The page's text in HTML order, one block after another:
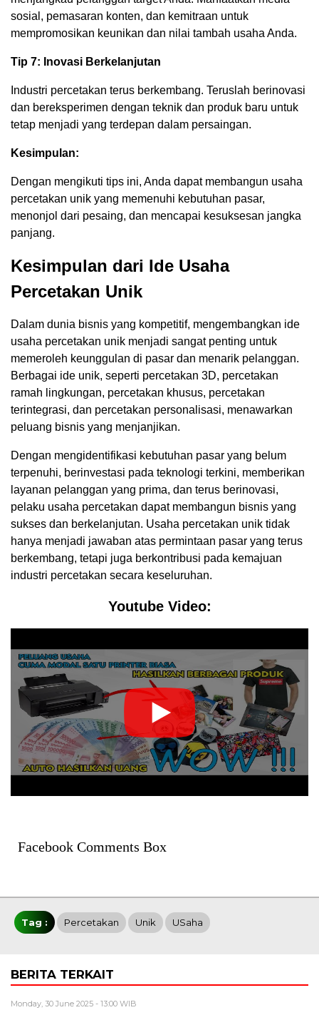
sosial, pemasaran konten, dan kemitraan untuk
mempromosikan keunikan dan nilai tambah usaha Anda.
Tip 7: Inovasi Berkelanjutan
Industri percetakan terus berkembang. Teruslah berinovasi
dan bereksperimen dengan teknik dan produk baru untuk
tetap menjadi yang terdepan dalam persaingan.
Kesimpulan:
Dengan mengikuti tips ini, Anda dapat membangun usaha
percetakan unik yang memenuhi kebutuhan pasar,
menonjol dari pesaing, dan mencapai kesuksesan jangka
panjang.
Kesimpulan dari Ide Usaha
Percetakan Unik
Dalam dunia bisnis yang kompetitif, mengembangkan ide
usaha percetakan unik menjadi sangat penting untuk
memeroleh keunggulan di pasar dan menarik pelanggan.
Berbagai ide unik, seperti percetakan 3D, percetakan
ramah lingkungan, percetakan khusus, percetakan
terintegrasi, dan percetakan personalisasi, menawarkan
peluang bisnis yang menjanjikan.
Dengan mengidentifikasi kebutuhan pasar yang belum
terpenuhi, berinvestasi pada teknologi terkini, memberikan
layanan pelanggan yang prima, dan terus berinovasi,
pelaku usaha percetakan dapat membangun bisnis yang
sukses dan berkelanjutan. Usaha percetakan unik tidak
hanya menjadi jawaban atas permintaan pasar yang terus
berkembang, tetapi juga berkontribusi pada kemajuan
industri percetakan secara keseluruhan.
Youtube Video:
Facebook Comments Box
Tag : Percetakan Unik USaha
BERITA TERKAIT
Monday, 30 June 2025 - 13:00 WIB